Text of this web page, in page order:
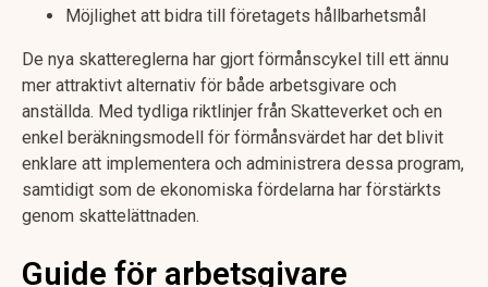
Möjlighet att bidra till företagets hållbarhetsmål
De nya skattereglerna har gjort förmånscykel till ett ännu
mer attraktivt alternativ för både arbetsgivare och
anställda. Med tydliga riktlinjer från Skatteverket och en
enkel beräkningsmodell för förmånsvärdet har det blivit
enklare att implementera och administrera dessa program,
samtidigt som de ekonomiska fördelarna har förstärkts
genom skattelättnaden.
Guide för arbetsgivare